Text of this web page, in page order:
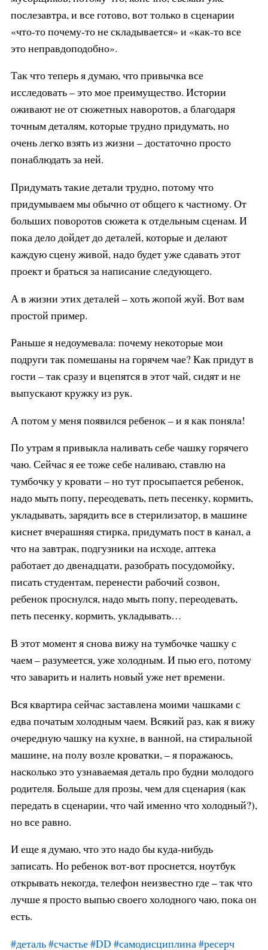
послезавтра, и все готово, вот только в сценарии
«что-то почему-то не складывается» и «как-то все
это неправдоподобно».
Так что теперь я думаю, что привычка все
исследовать – это мое преимущество. Истории
оживают не от сюжетных наворотов, а благодаря
точным деталям, которые трудно придумать, но
очень легко взять из жизни – достаточно просто
понаблюдать за ней.
Придумать такие детали трудно, потому что
придумываем мы обычно от общего к частному. От
больших поворотов сюжета к отдельным сценам. И
пока дело дойдет до деталей, которые и делают
каждую сцену живой, надо будет уже сдавать этот
проект и браться за написание следующего.
А в жизни этих деталей – хоть жопой жуй. Вот вам
простой пример.
Раньше я недоумевала: почему некоторые мои
подруги так помешаны на горячем чае? Как придут в
гости – так сразу и вцепятся в этот чай, сидят и не
выпускают кружку из рук.
А потом у меня появился ребенок – и я как поняла!
По утрам я привыкла наливать себе чашку горячего
чаю. Сейчас я ее тоже себе наливаю, ставлю на
тумбочку у кровати – но тут просыпается ребенок,
надо мыть попу, переодевать, петь песенку, кормить,
укладывать, зарядить все в стерилизатор, в машине
киснет вчерашняя стирка, придумать пост в канал, а
что на завтрак, подгузники на исходе, аптека
работает до двенадцати, разобрать посудомойку,
писать студентам, перенести рабочий созвон,
ребенок проснулся, надо мыть попу, переодевать,
петь песенку, кормить, укладывать…
В этот момент я снова вижу на тумбочке чашку с
чаем – разумеется, уже холодным. И пью его, потому
что заварить и налить новый уже нет времени.
Вся квартира сейчас заставлена моими чашками с
едва початым холодным чаем. Всякий раз, как я вижу
очередную чашку на кухне, в ванной, на стиральной
машине, на полу возле кроватки, – я поражаюсь,
насколько это узнаваемая деталь про будни молодого
родителя. Больше для прозы, чем для сценария (как
передать в сценарии, что чай именно что холодный?),
но все равно.
И еще я думаю, что это надо бы куда-нибудь
записать. Но ребенок вот-вот проснется, ноутбук
открывать некогда, телефон неизвестно где – так что
лучше я просто выпью своего холодного чаю, пока он
есть.
#деталь#счастье#DD #самодисциплина#ресерч